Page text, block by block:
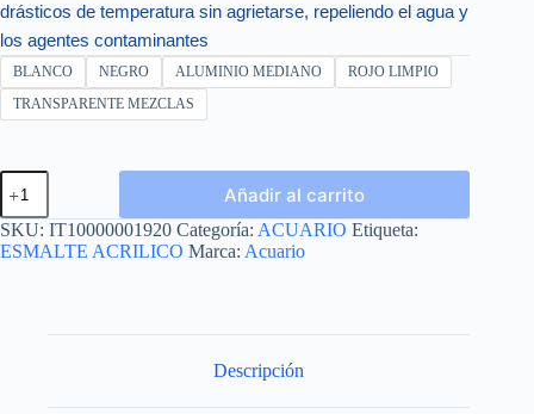
drásticos de temperatura sin agrietarse, repeliendo el agua y
los agentes contaminantes
BLANCO NEGRO ALUMINIO MEDIANO
ROJO LIMPIO
TRANSPARENTE MEZCLAS
ESLMALTE
ACRILICO
CUBETA
19L
cantidad
Añadir al carrito
SKU: IT10000001920 Categoría: ACUARIO Etiqueta:
ESMALTE ACRILICO Marca: Acuario
Descripción